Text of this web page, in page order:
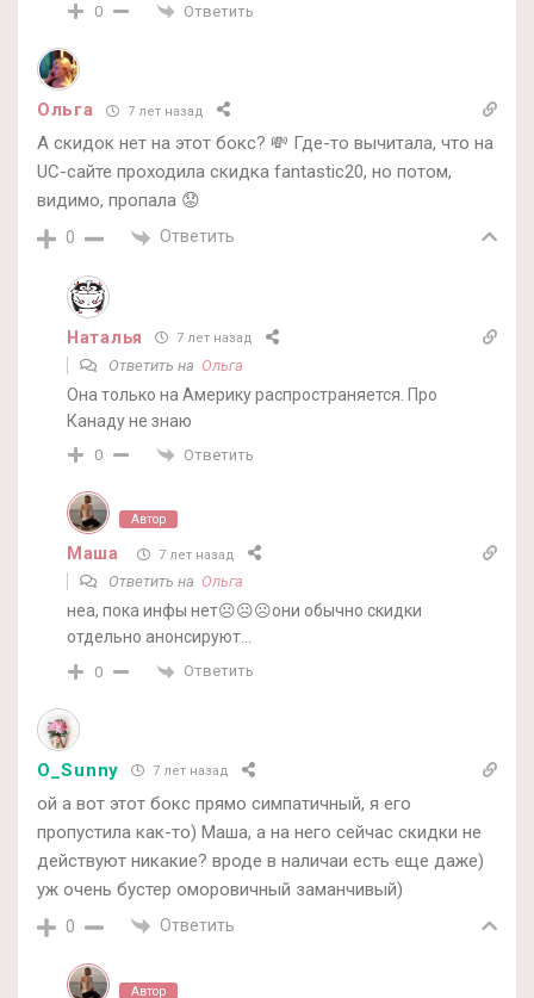
0 Ответить
Ольга 7 лет назад
А скидок нет на этот бокс? 💸 Где-то вычитала, что на
UC-сайте проходила скидка fantastic20, но потом,
видимо, пропала 😟
0 Ответить
Наталья 7 лет назад
Ответить на Ольга
Она только на Америку распространяется. Про
Канаду не знаю
0 Ответить
Автор
Маша 7 лет назад
Ответить на Ольга
неа, пока инфы нет☹️☹️☹️они обычно скидки
отдельно анонсируют…
0 Ответить
O_Sunny 7 лет назад
ой а вот этот бокс прямо симпатичный, я его
пропустила как-то) Маша, а на него сейчас скидки не
действуют никакие? вроде в наличаи есть еще даже)
уж очень бустер оморовичный заманчивый)
0 Ответить
Автор